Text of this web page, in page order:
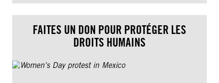
FAITES UN DON POUR PROTÉGER LES
DROITS HUMAINS